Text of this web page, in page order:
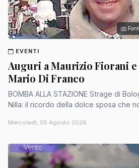
EVENTI
Auguri a Maurizio Fiorani
Mario Di Franco
BOMBA ALLA STAZIONE Strage di
Nilla: il ricordo della dolce sposa che
Mercoledì, 05 Agosto 2026